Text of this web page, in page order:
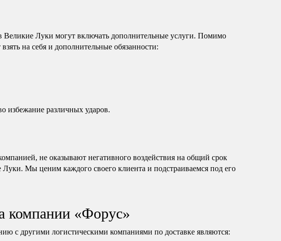
Великие Луки могут включать дополнительные услуги. Помимо
на себя и дополнительные обязанности:
избежание различных ударов.
не оказывают негативного воздействия на общий срок
Луки. Мы ценим каждого своего клиента и подстраиваемся под его
компании «Форус»
с другими логистическими компаниями по доставке являются: